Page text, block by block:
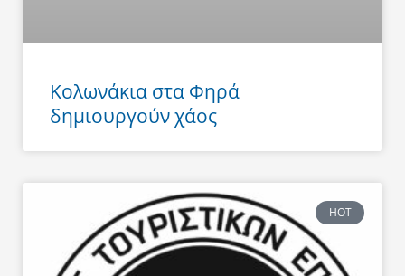
Κολωνάκια στα Φηρά
δημιουργούν χάος
HOT